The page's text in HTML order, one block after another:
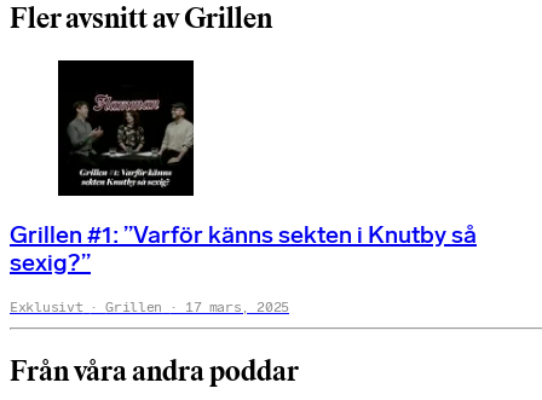
Fler avsnitt av Grillen
Grillen #1: ”Varför känns sekten i Knutby så
sexig?”
Exklusivt Grillen 17 mars, 2025
Från våra andra poddar